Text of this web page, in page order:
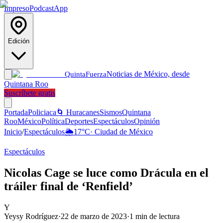
ImpresoPodcastApp
Edición
QuintaFuerzaNoticias de México, desde
Quintana Roo
Suscríbete gratis
PortadaPoliciaca 🌀 HuracanesSismosQuintana
RooMéxicoPolíticaDeportesEspectáculosOpinión
Inicio/Espectáculos🌦️17°C· Ciudad de México
Espectáculos
Nicolas Cage se luce como Drácula en el
tráiler final de ‘Renfield’
Y
Yeysy Rodríguez·22 de marzo de 2023·1 min de lectura